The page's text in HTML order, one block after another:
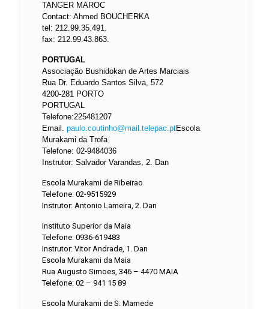
TANGER MAROC
Contact: Ahmed BOUCHERKA
tel: 212.99.35.491.
fax: 212.99.43.863.
PORTUGAL
Associação Bushidokan de Artes Marciais
Rua Dr. Eduardo Santos Silva, 572
4200-281 PORTO
PORTUGAL
Telefone:225481207
Email. paulo.coutinho@mail.telepac.ptEscola
Murakami da Trofa
Telefone: 02-9484036
Instrutor: Salvador Varandas, 2. Dan
Escola Murakami de Ribeirao
Telefone: 02-9515929
Instrutor: Antonio Lameira, 2. Dan
Instituto Superior da Maia
Telefone: 0936-619483
Instrutor: Vitor Andrade, 1. Dan
Escola Murakami da Maia
Rua Augusto Simoes, 346 – 4470 MAIA
Telefone: 02 – 941 15 89
Escola Murakami de S. Mamede